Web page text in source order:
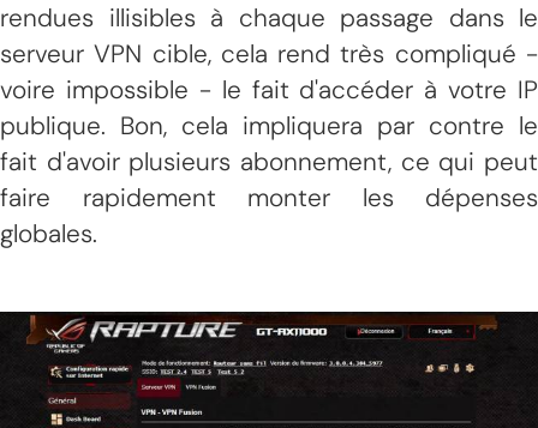
rendues illisibles à chaque passage dans le
serveur VPN cible, cela rend très compliqué -
voire impossible - le fait d'accéder à votre IP
publique. Bon, cela impliquera par contre le
fait d'avoir plusieurs abonnement, ce qui peut
faire rapidement monter les dépenses
globales.